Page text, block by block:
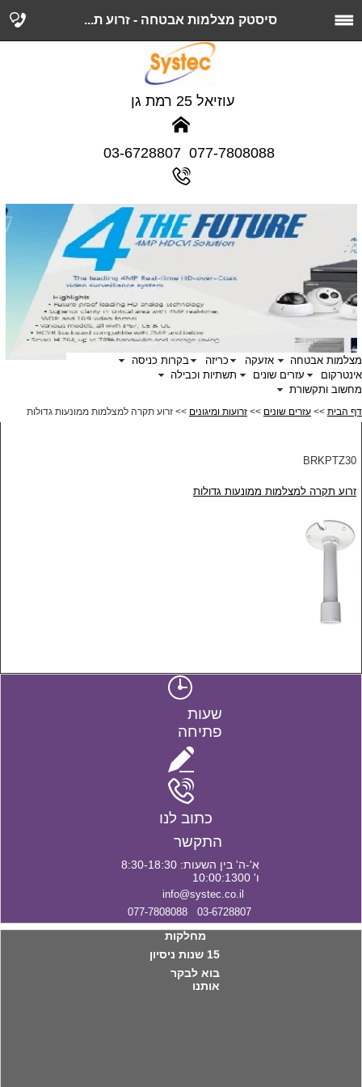
סיסטק מצלמות אבטחה - זרוע ת...
077-7808088 03-6728807
מצלמות אבטחה אזעקה כריזה
בקרות כניסה
אינטרקום
עזרים שונים
תשתיות וכבילה
מחשוב ותקשורת
עוזיאל 25 רמת גן
דף הבית >> עזרים שונים >> זרועות ומיגונים >> זרוע תקרה למצלמות ממונעות גדולות
BRKPTZ30
זרוע תקרה למצלמות ממונעות גדולות
15 שנות ניסיון
בוא לבקר
אותנו
מחלקות
שעות
פתיחה
כתוב לנו
התקשר
א'-ה' בין השעות: 8:30-18:30
ו' 10:00:1300
03-6728807 077-7808088
info@systec.co.il